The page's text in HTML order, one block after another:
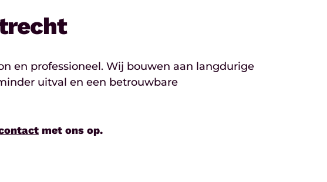
en professioneel. Wij bouwen aan langdurige
uitval en een betrouwbare
met ons op.